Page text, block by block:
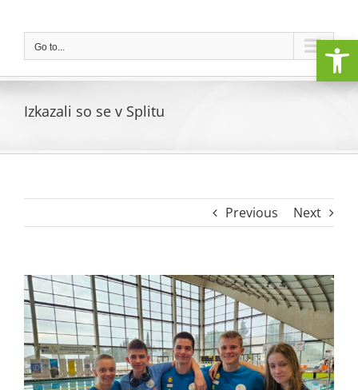
contentGo to...
Izkazali so se v Splitu
Previous Next
View
Larger
Image